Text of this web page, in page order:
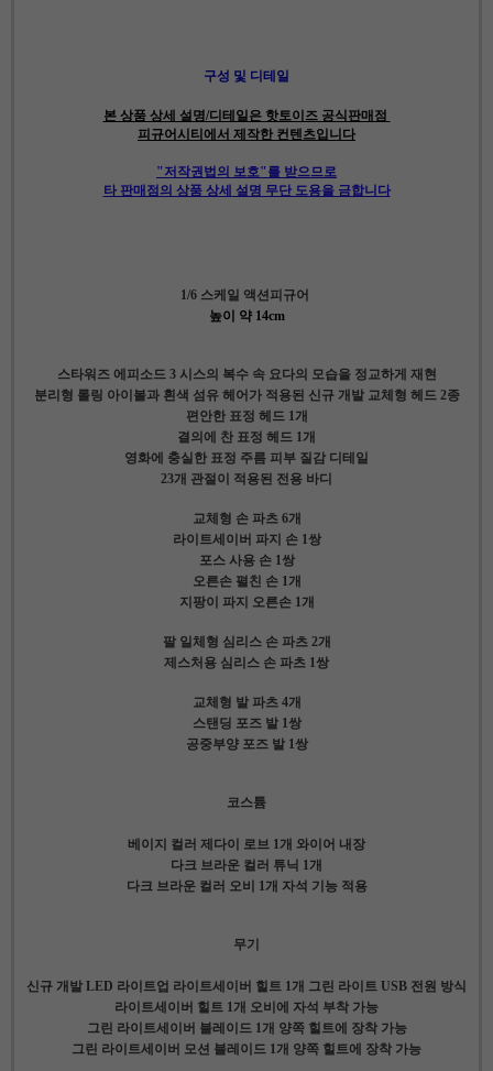
구성 및 디테일
본 상품 상세 설명/디테일은 핫토이즈 공식판매점
피규어시티에서 제작한 컨텐츠입니다
"저작권법의 보호"를 받으므로
타 판매점의 상품 상세 설명 무단 도용을 금합니다
1/6 스케일 액션피규어
높이 약 14cm
스타워즈 에피소드 3 시스의 복수 속 요다의 모습을 정교하게 재현
분리형 롤링 아이볼과 흰색 섬유 헤어가 적용된 신규 개발 교체형 헤드 2종
편안한 표정 헤드 1개
결의에 찬 표정 헤드 1개
영화에 충실한 표정 주름 피부 질감 디테일
23개 관절이 적용된 전용 바디
교체형 손 파츠 6개
라이트세이버 파지 손 1쌍
포스 사용 손 1쌍
오른손 펼친 손 1개
지팡이 파지 오른손 1개
팔 일체형 심리스 손 파츠 2개
제스처용 심리스 손 파츠 1쌍
교체형 발 파츠 4개
스탠딩 포즈 발 1쌍
공중부양 포즈 발 1쌍
코스튬
베이지 컬러 제다이 로브 1개 와이어 내장
다크 브라운 컬러 튜닉 1개
다크 브라운 컬러 오비 1개 자석 기능 적용
무기
신규 개발 LED 라이트업 라이트세이버 힐트 1개 그린 라이트 USB 전원 방식
라이트세이버 힐트 1개 오비에 자석 부착 가능
그린 라이트세이버 블레이드 1개 양쪽 힐트에 장착 가능
그린 라이트세이버 모션 블레이드 1개 양쪽 힐트에 장착 가능